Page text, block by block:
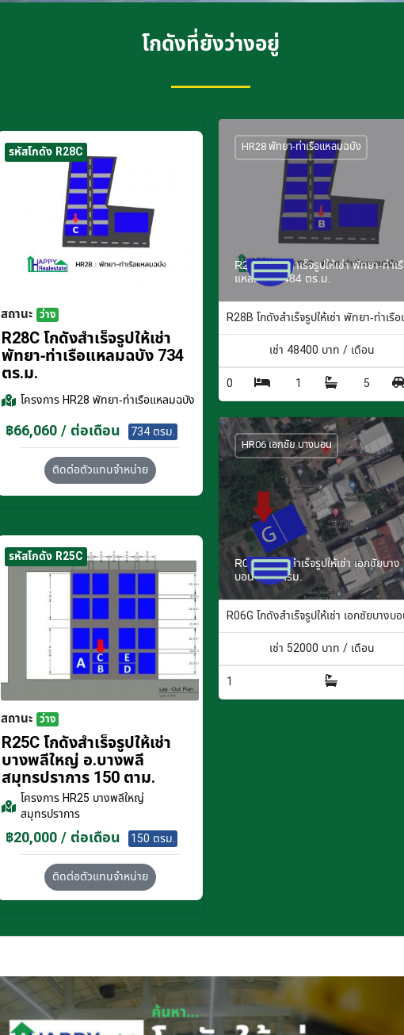
โกดังที่ยังว่างอยู่
รหัสโกดัง R28C
สถานะ ว่าง
R28C โกดังสำเร็จรูปให้เช่า
พัทยา-ท่าเรือแหลมฉบัง 734
ตร.ม.
โครงการHR28 พัทยา-ท่าเรือแหลมฉบัง
฿66,060 / ต่อเดือน 734 ตรม.
ติดต่อตัวแทนจำหน่าย
R28B โกดังสำเร็จรูปให้เช่า พัทยา-ท่าเ
แหลมฉบัง 484 ตร.ม.
HR28 พัทยา-ท่าเรือแหลมฉบัง
R28B โกดังสำเร็จรูปให้เช่า พัทยา-ท่าเ
เช่า 48400 บาท / เดือน
0
1 5
R06G โกดังสำเร็จรูปให้เช่า เอกชัยบาง
บอน 400 ตรม.
HR06 เอกชัย บางบอน
R06G โกดังสำเร็จรูปให้เช่า เอกชัยบาง
เช่า 52000 บาท / เดือน
1
รหัสโกดัง R25C
สถานะ ว่าง
R25C โกดังสำเร็จรูปให้เช่า
บางพลีใหญ่ อ.บางพลี
สมุทรปราการ 150 ตาม.
โครงการHR25 บางพลีใหญ่
สมุทรปราการ
฿20,000 / ต่อเดือน 150 ตรม.
ติดต่อตัวแทนจำหน่าย